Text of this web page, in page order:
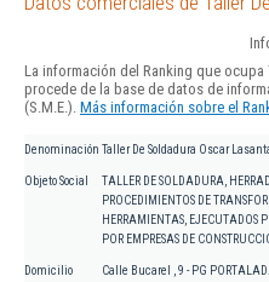
La información del Ranking que ocupa
procede de la base de datos de
(S.M.E.). Más información sobre el
Denominación Taller De Soldadura Oscar
Objeto Social
TALLER DE SOLDADURA,
PROCEDIMIENTOS DE
HERRAMIENTAS, EJECUTADOS
POR EMPRESAS DE
Domicilio
Calle Bucarel , 9 - PG